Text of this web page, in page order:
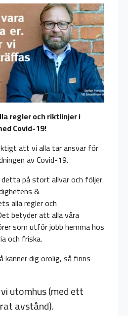
regler och riktlinjer i
Covid-19!
att vi alla tar ansvar för
av Covid-19.
på stort allvar och följer
&
alla regler och
betyder att alla våra
som utför jobb hemma hos
och friska.
känner dig orolig, så finns
utomhus (med ett
avstånd).